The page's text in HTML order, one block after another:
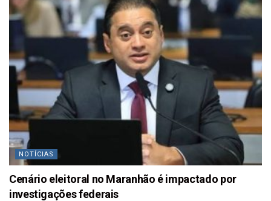
NOTÍCIAS
Cenário eleitoral no Maranhão é impactado por
investigações federais